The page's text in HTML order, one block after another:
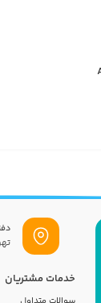
خدمات مشتریان